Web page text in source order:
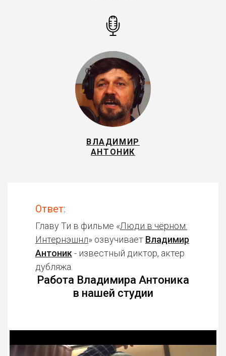
ВЛАДИМИР
АНТОНИК
Ответ:
Главу Ти в фильме «Люди в чёрном:
Интернэшнл» озвучивает Владимир
Антоник - известный диктор, актер
дубляжа.
Работа Владимира Антоника
в нашей студии